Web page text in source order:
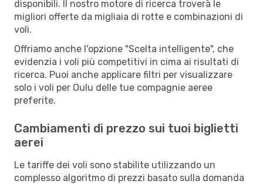
disponibili. Il nostro motore di ricerca troverà le
migliori offerte da migliaia di rotte e combinazioni di
voli.
Offriamo anche l'opzione "Scelta intelligente", che
evidenzia i voli più competitivi in cima ai risultati di
ricerca. Puoi anche applicare filtri per visualizzare
solo i voli per Oulu delle tue compagnie aeree
preferite.
Cambiamenti di prezzo sui tuoi biglietti
aerei
Le tariffe dei voli sono stabilite utilizzando un
complesso algoritmo di prezzi basato sulla domanda